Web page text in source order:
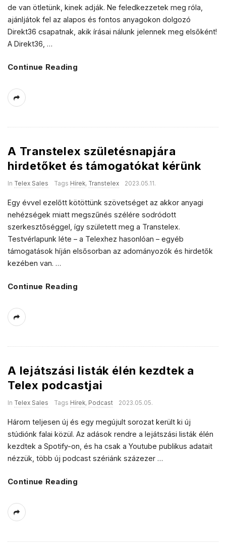
de van ötletünk, kinek adják. Ne feledkezzetek meg róla,
ajánljátok fel az alapos és fontos anyagokon dolgozó
Direkt36 csapatnak, akik írásai nálunk jelennek meg elsőként!
A Direkt36, …
Continue Reading
A Transtelex születésnapjára
hirdetőket és támogatókat kérünk
In Telex Sales Tags Hírek, Transtelex 2023.05.11.
Egy évvel ezelőtt kötöttünk szövetséget az akkor anyagi
nehézségek miatt megszűnés szélére sodródott
szerkesztőséggel, így született meg a Transtelex.
Testvérlapunk léte – a Telexhez hasonlóan – egyéb
támogatások híján elsősorban az adományozók és hirdetők
kezében van. …
Continue Reading
A lejátszási listák élén kezdtek a
Telex podcastjai
In Telex Sales Tags Hírek, Podcast 2023.05.05.
Három teljesen új és egy megújult sorozat került ki új
stúdiónk falai közül. Az adások rendre a lejátszási listák élén
kezdtek a Spotify-on, és ha csak a Youtube publikus adatait
nézzük, több új podcast szériánk százezer …
Continue Reading